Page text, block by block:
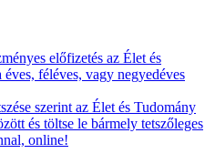
előfizetés az Élet és
féléves, vagy negyedéves
szerint az Élet és Tudomány
és töltse le bármely tetszőleges
online!